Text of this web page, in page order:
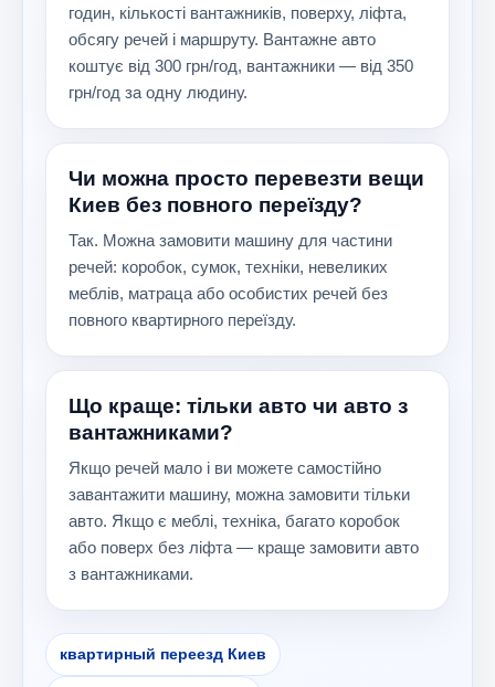
годин, кількості вантажників, поверху, ліфта,
обсягу речей і маршруту. Вантажне авто
коштує від 300 грн/год, вантажники — від 350
грн/год за одну людину.
Чи можна просто перевезти вещи
Киев без повного переїзду?
Так. Можна замовити машину для частини
речей: коробок, сумок, техніки, невеликих
меблів, матраца або особистих речей без
повного квартирного переїзду.
Що краще: тільки авто чи авто з
вантажниками?
Якщо речей мало і ви можете самостійно
завантажити машину, можна замовити тільки
авто. Якщо є меблі, техніка, багато коробок
або поверх без ліфта — краще замовити авто
з вантажниками.
квартирный переезд Киев